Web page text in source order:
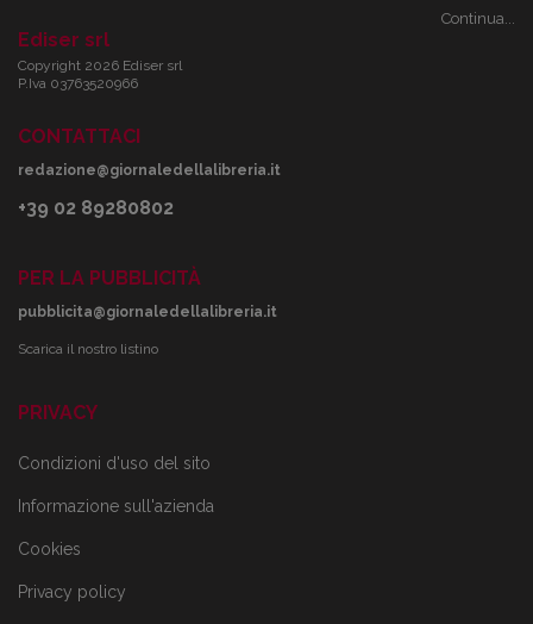
Continua...
Ediser srl
Copyright 2026 Ediser srl
P.Iva 03763520966
CONTATTACI
redazione@giornaledellalibreria.it
+39 02 89280802
PER LA PUBBLICITÀ
pubblicita@giornaledellalibreria.it
Scarica il nostro listino
PRIVACY
Condizioni d'uso del sito
Informazione sull'azienda
Cookies
Privacy policy